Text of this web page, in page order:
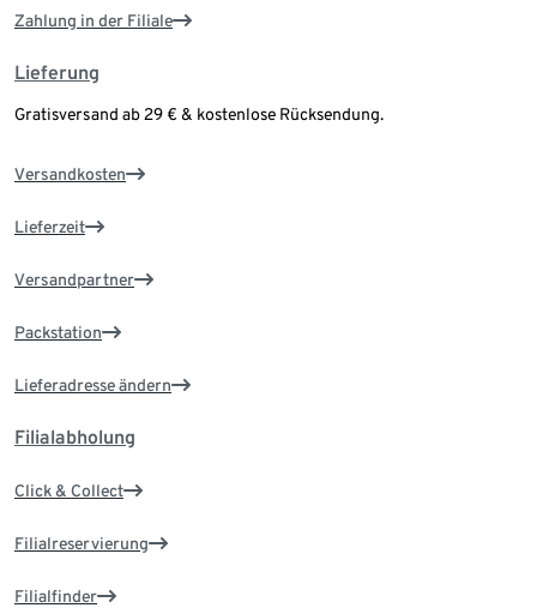
Zahlung in der Filiale
Lieferung
Gratisversand ab 29 € & kostenlose Rücksendung.
Versandkosten
Lieferzeit
Versandpartner
Packstation
Lieferadresse ändern
Filialabholung
Click & Collect
Filialreservierung
Filialfinder